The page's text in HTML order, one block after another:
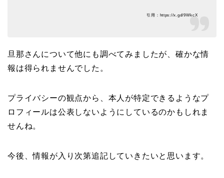
引用：https://x.gd/9WkcX
旦那さんについて他にも調べてみましたが、確かな情
報は得られませんでした。
プライバシーの観点から、本人が特定できるようなプ
ロフィールは公表しないようにしているのかもしれま
せんね。
今後、情報が入り次第追記していきたいと思います。